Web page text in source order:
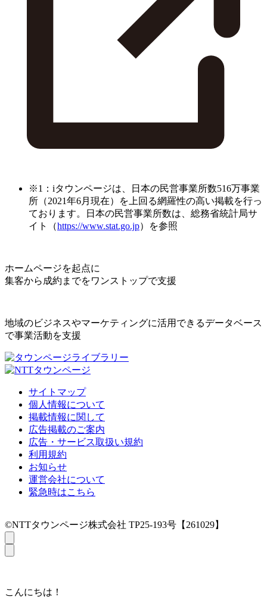
※1：iタウンページは、日本の民営事業所数516万事業
所（2021年6月現在）を上回る網羅性の高い掲載を行っ
ております。日本の民営事業所数は、総務省統計局サ
イト（https://www.stat.go.jp）を参照
ホームページを起点に
集客から成約までをワンストップで支援
地域のビジネスやマーケティングに活用できるデータベース
で事業活動を支援
サイトマップ
個人情報について
掲載情報に関して
広告掲載のご案内
広告・サービス取扱い規約
利用規約
お知らせ
運営会社について
緊急時はこちら
©NTTタウンページ株式会社 TP25-193号【261029】
こんにちは！